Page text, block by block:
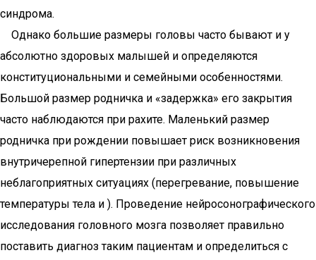
синдрома.
Однако большие размеры головы часто бывают и у
абсолютно здоровых малышей и определяются
конституциональными и семейными особенностями.
Большой размер родничка и «задержка» его закрытия
часто наблюдаются при рахите. Маленький размер
родничка при рождении повышает риск возникновения
внутричерепной гипертензии при различных
неблагоприятных ситуациях (перегревание, повышение
температуры тела и ). Проведение нейросонографического
исследования головного мозга позволяет правильно
поставить диагноз таким пациентам и определиться с